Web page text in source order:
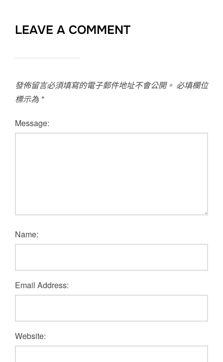
LEAVE A COMMENT
發佈留言必須填寫的電子郵件地址不會公開。 必填欄位
標示為 *
Message:
Name:
Email Address:
Website: